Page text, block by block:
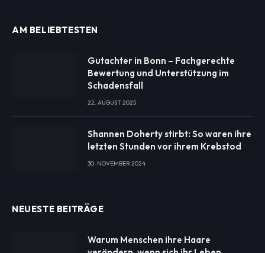
AM BELIEBTESTEN
Gutachter in Bonn – Fachgerechte
Bewertung und Unterstützung im
Schadensfall
22. AUGUST 2025
Shannen Doherty stirbt: So waren ihre
letzten Stunden vor ihrem Krebstod
30. NOVEMBER 2024
NEUESTE BEITRÄGE
Warum Menschen ihre Haare